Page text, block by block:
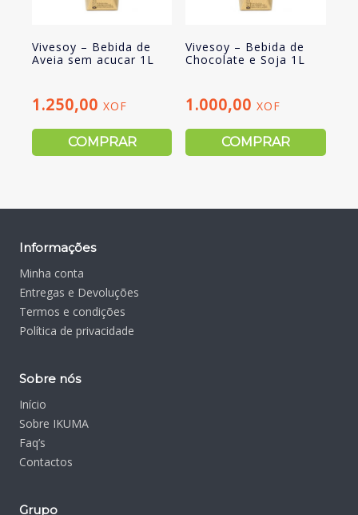
Vivesoy – Bebida de
Aveia sem acucar 1L
1.250,00 XOF
COMPRAR
Vivesoy – Bebida de
Chocolate e Soja 1L
1.000,00XOF
COMPRAR
Informações
Minha conta
Entregas e Devoluções
Termos e condições
Política de privacidade
Sobre nós
Início
Sobre IKUMA
Faq’s
Contactos
Grupo